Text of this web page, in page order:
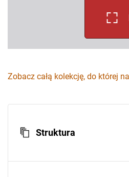
Zobacz całą kolekcję, do której
Struktura